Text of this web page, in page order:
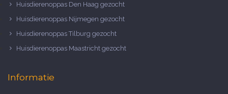
Huisdierenoppas Den Haag gezocht
Huisdierenoppas Nijmegen gezocht
Huisdierenoppas Tilburg gezocht
Huisdierenoppas Maastricht gezocht
Informatie